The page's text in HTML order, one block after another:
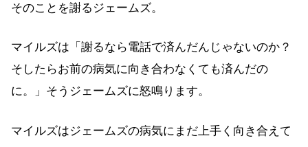
そのことを謝るジェームズ。
マイルズは「謝るなら電話で済んだんじゃないのか？
そしたらお前の病気に向き合わなくても済んだの
に。」そうジェームズに怒鳴ります。
マイルズはジェームズの病気にまだ上手く向き合えて